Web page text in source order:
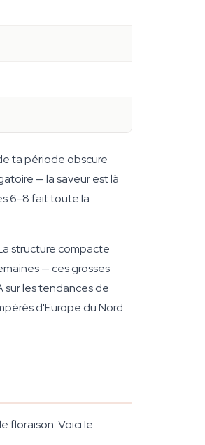
ta période obscure
— la saveur est là
6-8 fait toute la
structure compacte
— ces grosses
sur les tendances de
d'Europe du Nord
floraison. Voici le